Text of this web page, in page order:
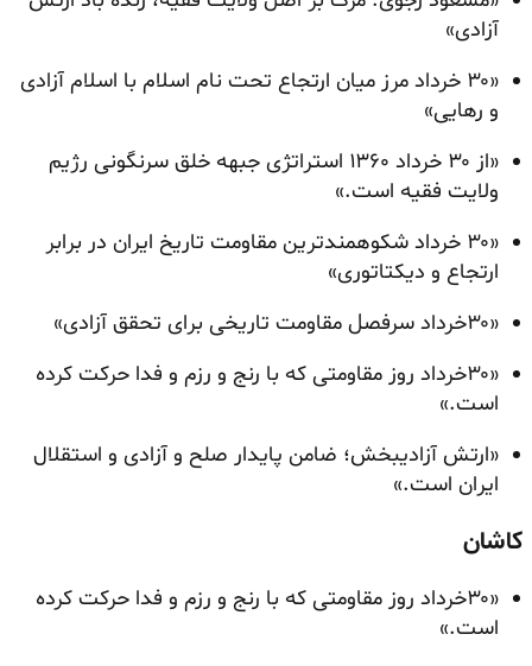
آزادی»
«۳۰ خرداد مرز میان ارتجاع تحت نام اسلام با اسلام آزادی
و رهایی»
«از ۳۰ خرداد ۱۳۶۰ استراتژی جبهه خلق سرنگونی رژیم
ولایت فقیه است.»
«۳۰ خرداد شکوهمندترین مقاومت تاریخ ایران در برابر
ارتجاع و دیکتاتوری»
«۳۰خرداد سرفصل مقاومت تاریخی برای تحقق آزادی»
«۳۰خرداد روز مقاومتی که با رنج و رزم و فدا حرکت کرده
است.»
«ارتش آزادیبخش؛ ضامن پایدار صلح و آزادی و استقلال
ایران است.»
کاشان
«۳۰خرداد روز مقاومتی که با رنج و رزم و فدا حرکت کرده
است.»